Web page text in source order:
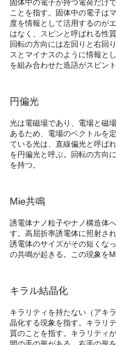
また、Pt-Pdナノ粒子
それでは、この鏡像
果たしてこの大きさ
図2. FDTD電磁場計算
図4. |κ|= 5 ×10-4, r =
固体中の電子が持つ電荷だけ
ことを指す。固体中の電子は
度を情報として活用するのが
はなく、スピンと呼ばれる性
回転の方向には左回りと右回
スとマイナスのように情報と
を組み合わせた造語がスピン
円偏光
光は電磁場であり、電場と磁
あるため、電場のベクトルを
ている光は、直線偏光と呼ば
を円偏光と呼ぶ。回転の方向
を持つ。
Mie共鳴
誘電体ナノ粒子やナノ構造体
す。高屈折率誘電体に照射さ
誘電体のサイズがその短くな
の共鳴が起きる。この現象を
キラル結晶化
キラリティを持たない（アキ
晶化する現象を指す。キラリ
質のことを指す。キラリティ